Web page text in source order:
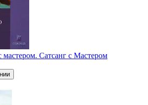
Сатсанг с Мастером